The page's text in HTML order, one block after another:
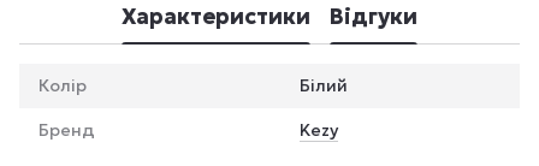
Характеристики Відгуки
Колір Білий
Бренд Kezy